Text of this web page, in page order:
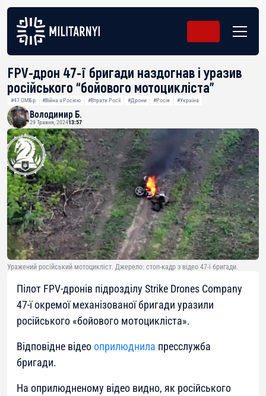
FPV-дрон 47-ї бригади наздогнав і уразив
російського “бойового мотоцикліста”
#47 ОМБр #Війна з Росією #Втрати Росії #Дрони #Росія #Україна
Володимир Б.
29 Травня, 202413:57
Уражений російський мотоцикліст. Джерело: стоп-кадр з відео 47-ї бригади.
Пілот FPV-дронів підрозділу Strike Drones Company
47-ї окремої механізованої бригади уразили
російського «бойового мотоцикліста».
Відповідне відеооприлюднила пресслужба
бригади.
На оприлюдненому відео видно, як російського